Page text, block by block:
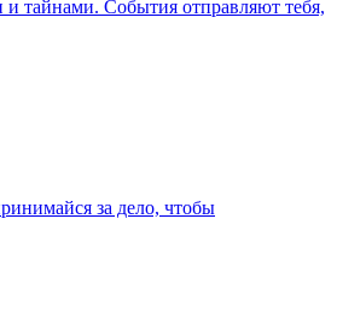
тайнами. События отправляют тебя,
за дело, чтобы